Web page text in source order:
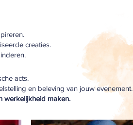
creaties.
acts.
en beleving van jouw evenement.
werkelijkheid maken.